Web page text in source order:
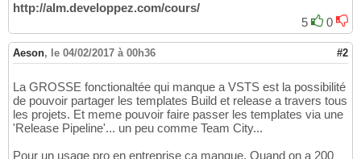
http://alm.developpez.com/cours/
5
0
Aeson, le 04/02/2017 à 00h36 #2
La GROSSE fonctionaltée qui manque a VSTS est la possibilité
de pouvoir partager les templates Build et release a travers tous
les projets. Et meme pouvoir faire passer les templates via une
'Release Pipeline'... un peu comme Team City...
Pour un usage pro en entreprise ca manque. Quand on a 200